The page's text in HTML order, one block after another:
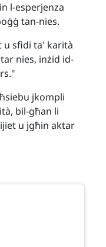
l-esperjenza
tan-nies.
u sfidi ta' karità
nies, inżid id-
jkompli
bil-għan li
u jgħin aktar